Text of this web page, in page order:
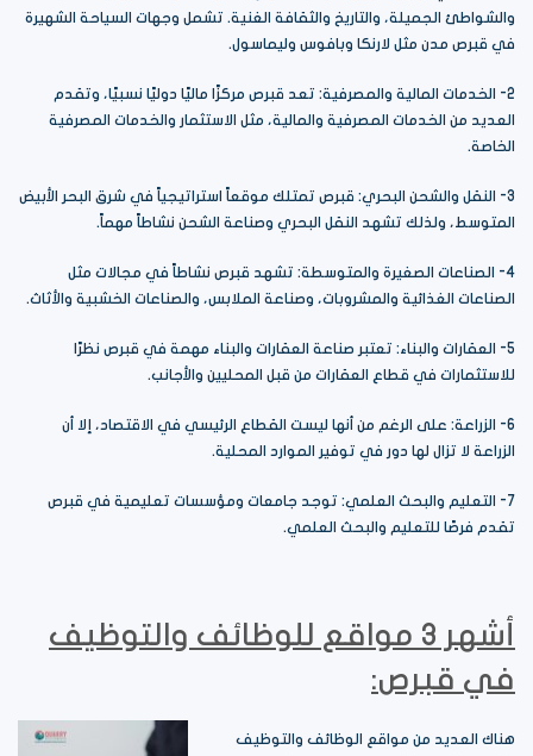
والشواطئ الجميلة، والتاريخ والثقافة الغنية. تشمل وجهات السياحة الشهيرة
في قبرص مدن مثل لارنكا وبافوس وليماسول.
2- الخدمات المالية والمصرفية: تعد قبرص مركزًا ماليًا دوليًا نسبيًا، وتقدم
العديد من الخدمات المصرفية والمالية، مثل الاستثمار والخدمات المصرفية
الخاصة.
3- النقل والشحن البحري: قبرص تمتلك موقعاً استراتيجياً في شرق البحر الأبيض
المتوسط، ولذلك تشهد النقل البحري وصناعة الشحن نشاطاً مهماً.
4- الصناعات الصغيرة والمتوسطة: تشهد قبرص نشاطاً في مجالات مثل
الصناعات الغذائية والمشروبات، وصناعة الملابس، والصناعات الخشبية والأثاث.
5- العقارات والبناء: تعتبر صناعة العقارات والبناء مهمة في قبرص نظرًا
للاستثمارات في قطاع العقارات من قبل المحليين والأجانب.
6- الزراعة: على الرغم من أنها ليست القطاع الرئيسي في الاقتصاد، إلا أن
الزراعة لا تزال لها دور في توفير الموارد المحلية.
7- التعليم والبحث العلمي: توجد جامعات ومؤسسات تعليمية في قبرص
تقدم فرصًا للتعليم والبحث العلمي.
أشهر 3 مواقع للوظائف والتوظيف
في قبرص:
هناك العديد من مواقع الوظائف والتوظيف